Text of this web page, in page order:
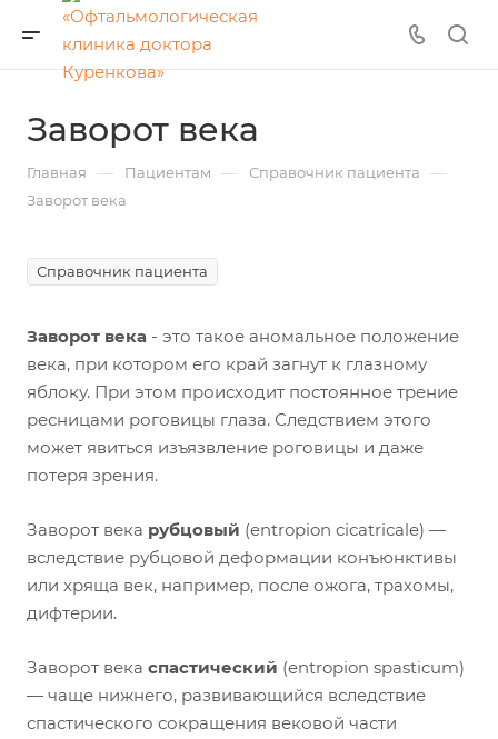
Заворот века
Главная — Пациентам — Справочник пациента —
Заворот века
Справочник пациента
Заворот века - это такое аномальное положение
века, при котором его край загнут к глазному
яблоку. При этом происходит постоянное трение
ресницами роговицы глаза. Следствием этого
может явиться изъязвление роговицы и даже
потеря зрения.
Заворот века рубцовый (entropion cicatricale) —
вследствие рубцовой деформации конъюнктивы
или хряща век, например, после ожога, трахомы,
дифтерии.
Заворот века спастический (entropion spasticum)
— чаще нижнего, развивающийся вследствие
спастического сокращения вековой части